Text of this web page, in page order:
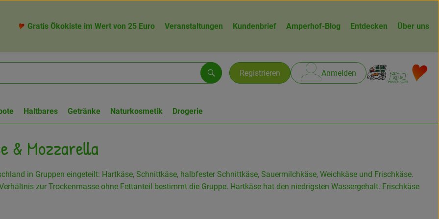
Gratis Ökokiste im Wert von 25 Euro Veranstaltungen Kundenbrief Amperhof-Blog Entdecken Über uns
Registrieren Anmelden
Suchen
Haltbares Getränke Naturkosmetik Drogerie
& Mozzarella
in Gruppen eingeteilt: Hartkäse, Schnittkäse, halbfester Schnittkäse, Sauermilchkäse, Weichkäse und Frischkäse.
zur Trockenmasse ohne Fettanteil bestimmt die Gruppe. Hartkäse hat den niedrigsten Wassergehalt. Frischkäse